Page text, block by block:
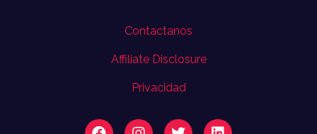
Contactanos
Affiliate Disclosure
Privacidad